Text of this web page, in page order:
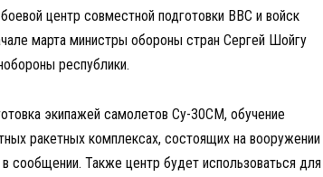
центр совместной подготовки ВВС и войск
марта министры обороны стран Сергей Шойгу
республики.
экипажей самолетов Су-30СМ, обучение
ракетных комплексах, состоящих на вооружении
Также центр будет использоваться для